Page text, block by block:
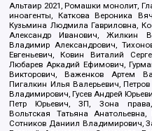
Альтаир 2021, Ромашки монолит,
иноагенты, Каткова Вероника
Кузьмина Людмила Гавриловна,
Александр Иванович, Жилкин
Владимир Александрович,
Евгеньевич, Ковин Виталий
Любарев Аркадий Ефимович,
Викторович, Важенков Артем
Пигалкин Илья Валерьевич,
Владимирович, Гусев Андрей
Петр Юрьевич, ЗП, Зона
Вольтская Татьяна Анатольевна,
Сотников Даниил Владимирович,